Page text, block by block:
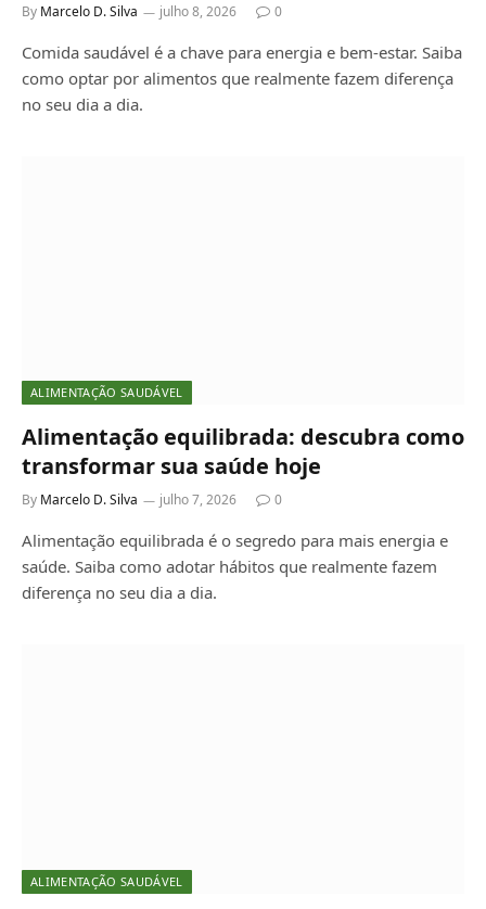
By Marcelo D. Silva julho 8, 2026 0
Comida saudável é a chave para energia e bem-estar. Saiba
como optar por alimentos que realmente fazem diferença
no seu dia a dia.
ALIMENTAÇÃO SAUDÁVEL
Alimentação equilibrada: descubra como
transformar sua saúde hoje
By Marcelo D. Silva julho 7, 2026 0
Alimentação equilibrada é o segredo para mais energia e
saúde. Saiba como adotar hábitos que realmente fazem
diferença no seu dia a dia.
ALIMENTAÇÃO SAUDÁVEL